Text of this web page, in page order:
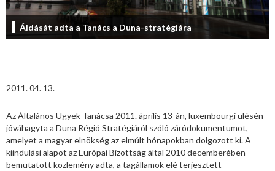
Áldását adta a Tanács a Duna-stratégiára
2011. 04. 13.
Az Általános Ügyek Tanácsa 2011. április 13-án, luxembourgi ülésén
jóváhagyta a Duna Régió Stratégiáról szóló záródokumentumot,
amelyet a magyar elnökség az elmúlt hónapokban dolgozott ki. A
kiindulási alapot az Európai Bizottság által 2010 decemberében
bemutatott közlemény adta, a tagállamok elé terjesztett